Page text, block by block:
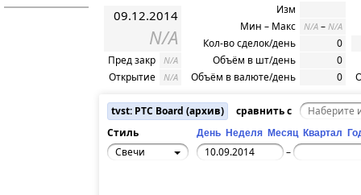
09.12.2014
N/A
Пред закр N/A
Открытие N/A
Изм
Мин – Макс
N/A – N/A
Кол-во сделок/день
0
Объём в шт/день
0
Объём в валюте/день
0
tvst: РТС Board (архив)
сравнить с
Стиль
День Неделя Месяц Квартал
Свечи –